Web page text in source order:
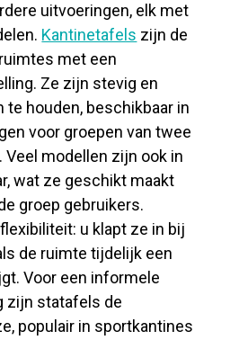
uitvoeringen, elk met
Kantinetafels zijn de
met een
Ze zijn stevig en
te houden, beschikbaar in
voor groepen van twee
modellen zijn ook in
wat ze geschikt maakt
groep gebruikers.
u klapt ze in bij
de ruimte tijdelijk een
Voor een informele
zijn statafels de
populair in sportkantines